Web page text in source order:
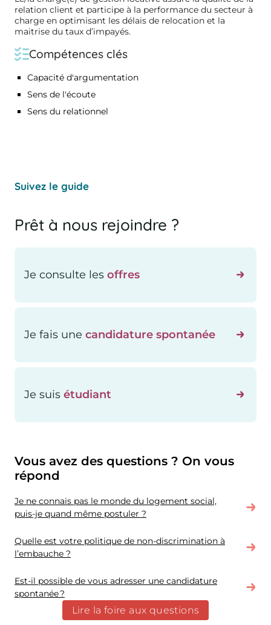
relation client et participe à la performance du secteur à
charge en optimisant les délais de relocation et la
maitrise du taux d’impayés.
Compétences clés
Capacité d'argumentation
Sens de l'écoute
Sens du relationnel
Prêt à nous rejoindre ?
Suivez le guide
Je consulte les offres
Je fais une candidature spontanée
Je suis étudiant
Vous avez des questions ? On vous
répond
Je ne connais pas le monde du logement social,
puis-je quand même postuler ?
Quelle est votre politique de non-discrimination à
l’embauche ?
Est-il possible de vous adresser une candidature
spontanée ?
Lire la foire aux questions